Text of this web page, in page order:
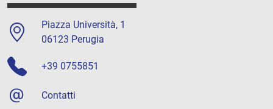
Piazza Università, 1
06123 Perugia
+39 0755851
Contatti